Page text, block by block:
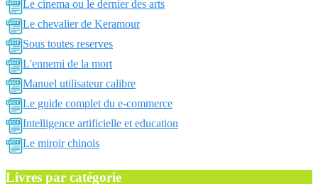
Le cinema ou le dernier des arts
Le chevalier de Keramour
Sous toutes reserves
L'ennemi de la mort
Manuel utilisateur calibre
Le guide complet du e-commerce
Intelligence artificielle et education
Le miroir chinois
Livres par catégorie